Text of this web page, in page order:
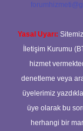
Yasal Uyarı:
İletişim Kurumu
hizmet
denetleme veya
üyelerimiz
üye olarak bu
herhangi bir